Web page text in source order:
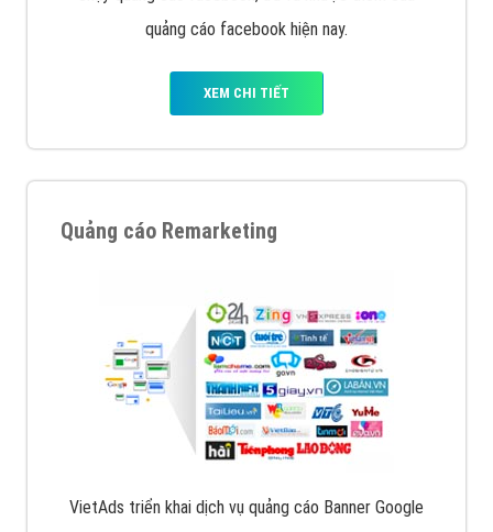
quảng cáo facebook hiện nay.
XEM CHI TIẾT
Quảng cáo Remarketing
VietAds triển khai dịch vụ quảng cáo Banner Google